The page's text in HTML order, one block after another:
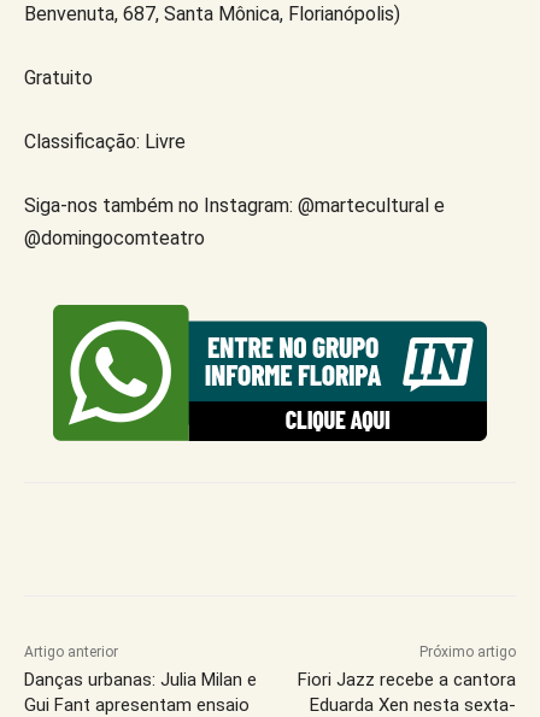
Benvenuta, 687, Santa Mônica, Florianópolis)
Gratuito
Classificação: Livre
Siga-nos também no Instagram: @martecultural e
@domingocomteatro
Artigo anterior
Danças urbanas: Julia Milan e
Gui Fant apresentam ensaio
Próximo artigo
Fiori Jazz recebe a cantora
Eduarda Xen nesta sexta-